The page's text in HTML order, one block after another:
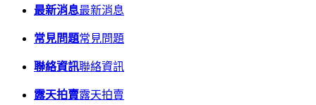
最新消息最新消息
常見問題常見問題
聯絡資訊聯絡資訊
露天拍賣露天拍賣